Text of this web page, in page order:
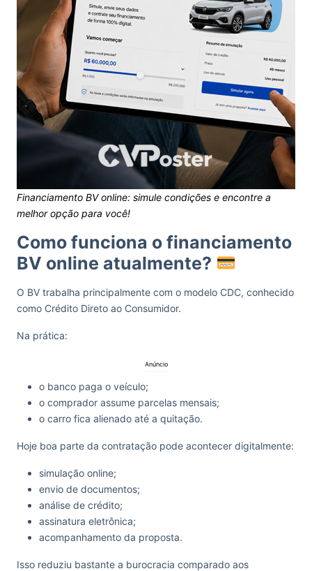
Financiamento BV online: simule condições e encontre a
melhor opção para você!
Como funciona o financiamento
BV online atualmente?
O BV trabalha principalmente com o modelo CDC, conhecido
como Crédito Direto ao Consumidor.
Na prática:
Anúncio
o banco paga o veículo;
o comprador assume parcelas mensais;
o carro fica alienado até a quitação.
Hoje boa parte da contratação pode acontecer digitalmente:
simulação online;
envio de documentos;
análise de crédito;
assinatura eletrônica;
acompanhamento da proposta.
Isso reduziu bastante a burocracia comparado aos